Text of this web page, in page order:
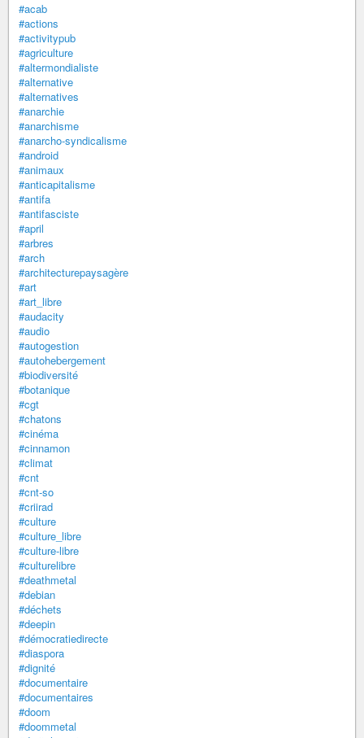
#acab
#actions
#activitypub
#agriculture
#altermondialiste
#alternative
#alternatives
#anarchie
#anarchisme
#anarcho-syndicalisme
#android
#animaux
#anticapitalisme
#antifa
#antifasciste
#april
#arbres
#arch
#architecturepaysagère
#art
#art_libre
#audacity
#audio
#autogestion
#autohebergement
#biodiversité
#botanique
#cgt
#chatons
#cinéma
#cinnamon
#climat
#cnt
#cnt-so
#criirad
#culture
#culture_libre
#culture-libre
#culturelibre
#deathmetal
#debian
#déchets
#deepin
#démocratiedirecte
#diaspora
#dignité
#documentaire
#documentaires
#doom
#doommetal